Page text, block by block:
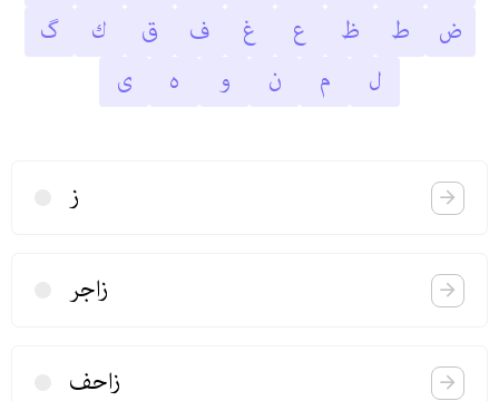
ض
ط ظ ع غ ف ق ك
گ
ل
م ن و ه ى
ز
زاجر
زاحف